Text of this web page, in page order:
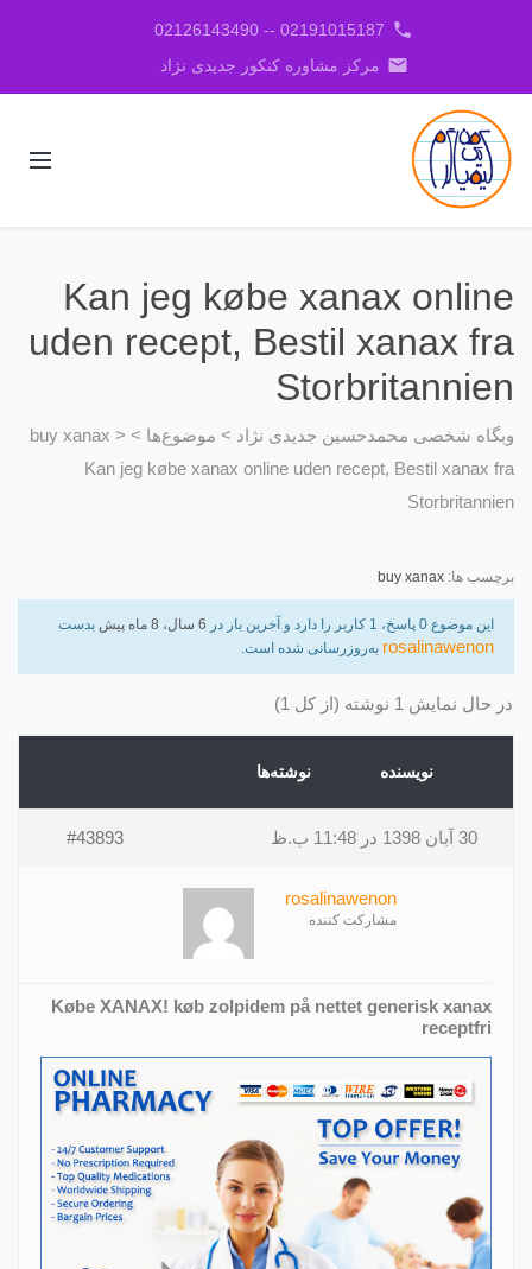
phone
02191015187 -- 02126143490
email مرکز مشاوره کنکور جدیدی نژاد
Kan jeg købe xanax online
uden recept, Bestil xanax fra
Storbritannien
وبگاه شخصی محمدحسین جدیدی نژاد > موضوع‌ها >
buy xanax >
Kan jeg købe xanax online uden recept, Bestil xanax fra
Storbritannien
برچسب ها: buy xanax
این موضوع 0 پاسخ، 1 کاربر را دارد و آخرین بار در 6 سال، 8 ماه پیش بدست
rosalinawenon به‌روزرسانی شده است.
در حال نمایش 1 نوشته (از کل 1)
نویسنده نوشته‌ها
30 آبان 1398 در 11:48 ب.ظ #43893
rosalinawenon
مشارکت کننده
Købe XANAX! køb zolpidem på nettet generisk xanax
receptfri